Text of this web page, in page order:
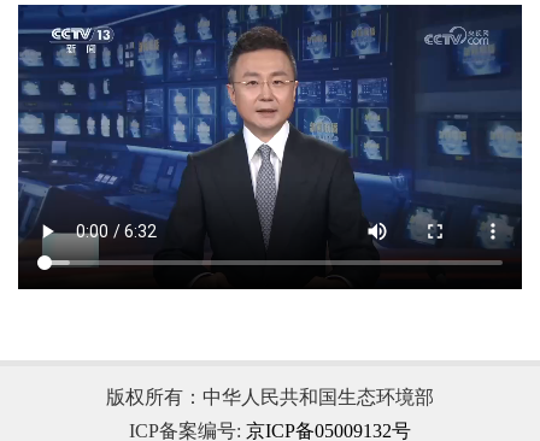
版权所有：中华人民共和国生态环境部
ICP备案编号: 京ICP备05009132号